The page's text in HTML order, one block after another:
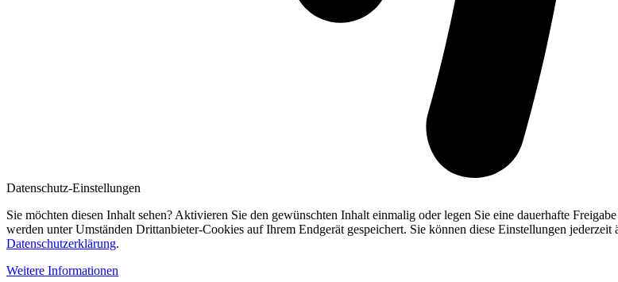
Datenschutz-Einstellungen
Sie möchten diesen Inhalt sehen? Aktivieren Sie den gewünschten Inhalt einmalig oder legen Sie eine dauerhafte
werden unter Umständen Drittanbieter-Cookies auf Ihrem Endgerät gespeichert. Sie können diese Einstellungen
Datenschutzerklärung.
Weitere Informationen